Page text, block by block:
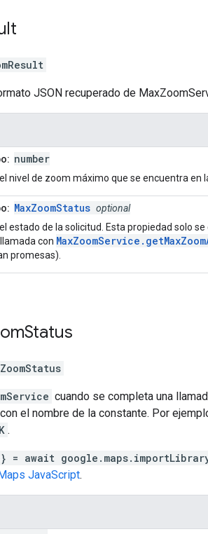
JSON recuperado de
number
el nivel de zoom máximo que se encuentra en
MaxZoomStatus optional
el estado de la solicitud. Esta propiedad solo
con
promesas).
Status
cuando se completa una
el nombre de la constante. Por
.
= await
JavaScript.